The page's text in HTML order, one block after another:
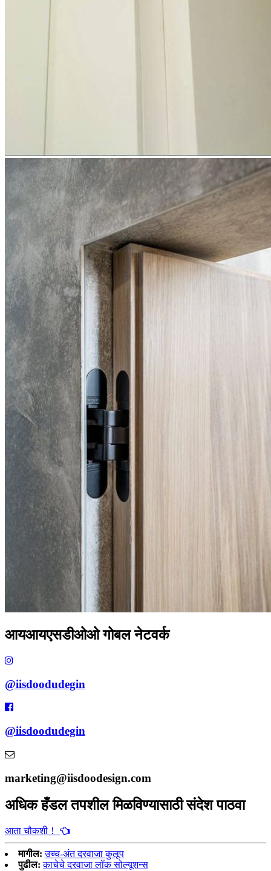
आयआयएसडीओओ गोबल नेटवर्क
@iisdoodudegin
@iisdoodudegin
marketing@iisdoodesign.com
अधिक हँडल तपशील मिळविण्यासाठी संदेश पाठवा
आता चौकशी！
मागील: उच्च-अंत दरवाजा कुलूप
पुढील: काचेचे दरवाजा लॉक सोल्यूशन्स